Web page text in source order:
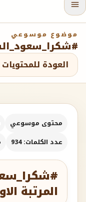
موضوع موسوعي
العودة للمحتويات
محتوى موسوعي
عدد الكلمات: 934
المرتبة